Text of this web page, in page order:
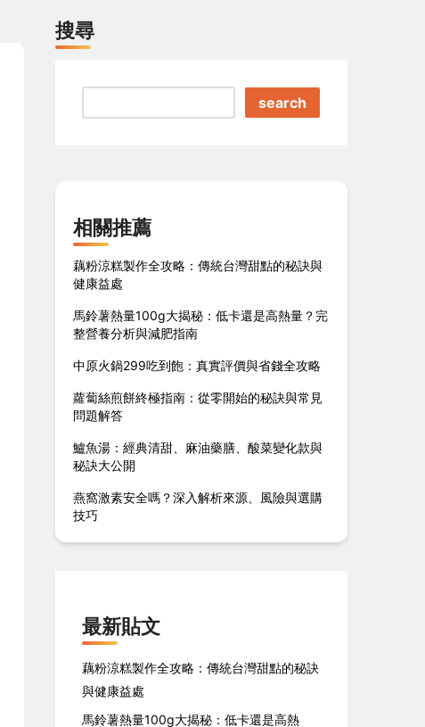
搜尋
search
相關推薦
藕粉涼糕製作全攻略：傳統台灣甜點的秘訣與
健康益處
馬鈴薯熱量100g大揭秘：低卡還是高熱量？完
整營養分析與減肥指南
中原火鍋299吃到飽：真實評價與省錢全攻略
蘿蔔絲煎餅終極指南：從零開始的秘訣與常見
問題解答
鱸魚湯：經典清甜、麻油藥膳、酸菜變化款與
秘訣大公開
燕窩激素安全嗎？深入解析來源、風險與選購
技巧
最新貼文
藕粉涼糕製作全攻略：傳統台灣甜點的秘訣
與健康益處
馬鈴薯熱量100g大揭秘：低卡還是高熱